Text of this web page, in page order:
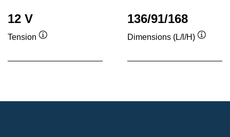
12 V
Tension
136/91/168
Dimensions (L/l/H)